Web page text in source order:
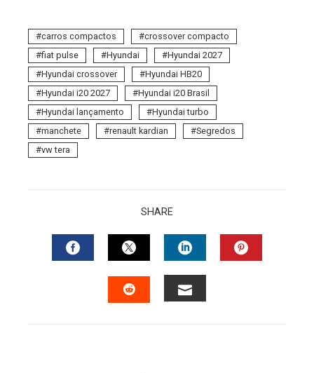
carros compactos
crossover compacto
fiat pulse
Hyundai
Hyundai 2027
Hyundai crossover
Hyundai HB20
Hyundai i20 2027
Hyundai i20 Brasil
Hyundai lançamento
Hyundai turbo
manchete
renault kardian
Segredos
vw tera
SHARE
FACEBOOKTWITTERLINKEDIN